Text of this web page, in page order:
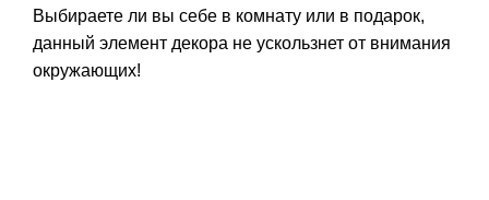
Выбираете ли вы себе в комнату или в подарок,
данный элемент декора не ускользнет от внимания
окружающих!